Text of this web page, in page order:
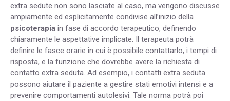
extra sedute non sono lasciate al caso, ma vengono discusse
ampiamente ed esplicitamente condivise all’inizio della
psicoterapia in fase di accordo terapeutico, definendo
chiaramente le aspettative implicate. Il terapeuta potrà
definire le fasce orarie in cui è possibile contattarlo, i tempi di
risposta, e la funzione che dovrebbe avere la richiesta di
contatto extra seduta. Ad esempio, i contatti extra seduta
possono aiutare il paziente a gestire stati emotivi intensi e a
prevenire comportamenti autolesivi. Tale norma potrà poi